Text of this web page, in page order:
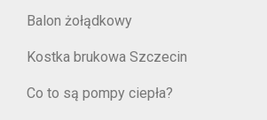
Balon żołądkowy
Kostka brukowa Szczecin
Co to są pompy ciepła?